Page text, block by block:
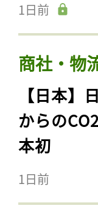
1日前
商社・物
【日本】
からの
本初
1日前